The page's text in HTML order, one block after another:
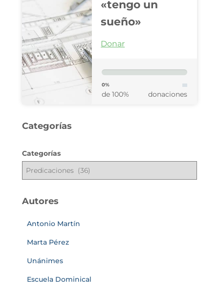
«tengo un
sueño»
Donar
0%
de 100% donaciones
Categorías
Categorías
Autores
Antonio Martín
Marta Pérez
Unánimes
Escuela Dominical